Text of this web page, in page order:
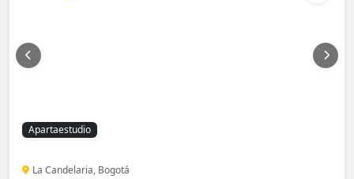
Apartaestudio
La Candelaria, Bogotá